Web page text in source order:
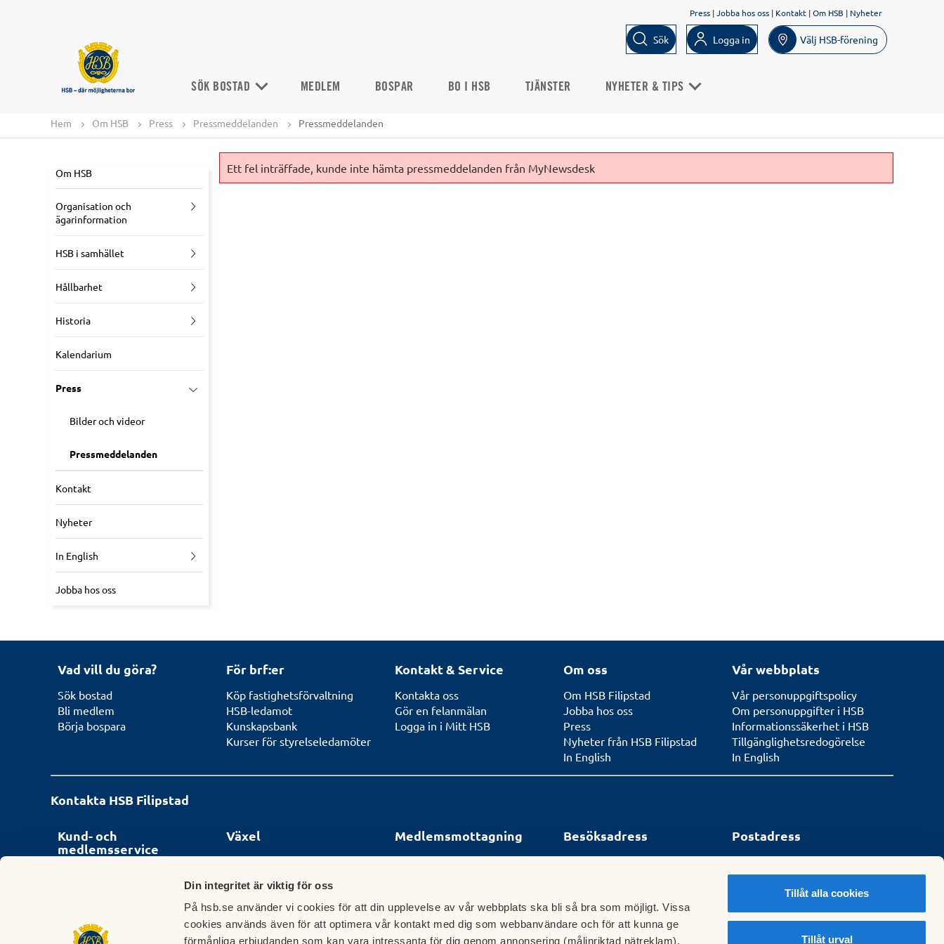
Din integritet är viktig för oss
På hsb.se använder vi cookies för att din upplevelse av vår webbplats ska bli så bra som möjligt. Vissa
cookies används även för att optimera vår kontakt med dig som webbanvändare och för att kunna ge
förmånliga erbjudanden som kan vara intressanta för dig genom annonsering (målinriktad nätreklam).
Tillåt alla cookies
Tillåt urval
Press |Jobba hos oss | Kontakt |Om HSB | Nyheter
Sök Logga in Välj HSB-förening
SÖK BOSTAD MEDLEM BOSPAR BO I HSB TJÄNSTER NYHETER & TIPS
Hem Om HSB Press Pressmeddelanden Pressmeddelanden
Om HSB
Organisation och
ägarinformation
HSB i samhället
Hållbarhet
Historia
Kalendarium
Press
Bilder och videor
Pressmeddelanden
Kontakt
Nyheter
In English
Jobba hos oss
Ett fel inträffade, kunde inte hämta pressmeddelanden från MyNewsdesk
Vad vill du göra?
Sök bostad
Bli medlem
Börja bospara
För brf:er
Köp fastighetsförvaltning
HSB-ledamot
Kunskapsbank
Kurser för styrelseledamöter
Kontakt & Service
Kontakta oss
Gör en felanmälan
Logga in i Mitt HSB
Om oss
Om HSB Filipstad
Jobba hos oss
Press
Nyheter från HSB Filipstad
In English
Vår webbplats
Vår personuppgiftspolicy
Om personuppgifter i HSB
Informationssäkerhet i HSB
Tillgänglighetsredogörelse
In English
Kontakta HSB Filipstad
Kund- och
medlemsservice
Ordförande HSB Filipstad
070-333 19 05
Växel
Telefon:
Ordinarie öppettider:
Tisdag - torsdag 09:00 - 13:00
Fredag 08.00 - 13.00
Medlemsmottagning
Ordinarie öppettider kontor:
Besöksadress
Hötorget 6
Postadress
Box 29
682 21 FILIPSTAD